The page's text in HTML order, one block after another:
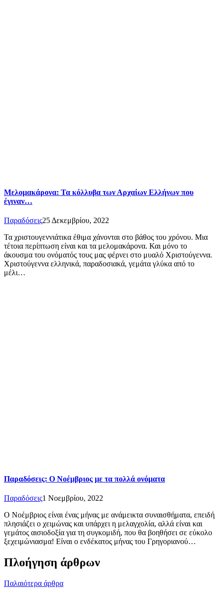
Μελομακάρονα: Τα κόλλυβα των Αρχαίων Ελλήνων που
έγιναν…
Παραδόσεις25 Δεκεμβρίου, 2022
Τα χριστουγεννιάτικα έθιμα χάνονται στο βάθος του χρόνου. Μια
τέτοια περίπτωση είναι και τα μελομακάρονα. Και μόνο το
άκουσμα του ονόματός τους μας φέρνει στο μυαλό Χριστούγεννα.
Χριστούγεννα ελληνικά, παραδοσιακά, γεμάτα γλύκα από το
μέλι…
Παραδόσεις: Ο Νοέμβριος με τα πολλά ονόματα
Παραδόσεις1 Νοεμβρίου, 2022
Ο Νοέμβριος είναι ένας μήνας με ανάμεικτα συναισθήματα, επειδή
πλησιάζει ο χειμώνας και υπάρχει η μελαγχολία, αλλά είναι και
γεμάτος αισιοδοξία για τη συγκομιδή, που θα βοηθήσει σε εύκολο
ξεχειμώνιασμα! Είναι ο ενδέκατος μήνας του Γρηγοριανού…
Πλοήγηση άρθρων
Παλαιότερα άρθρα